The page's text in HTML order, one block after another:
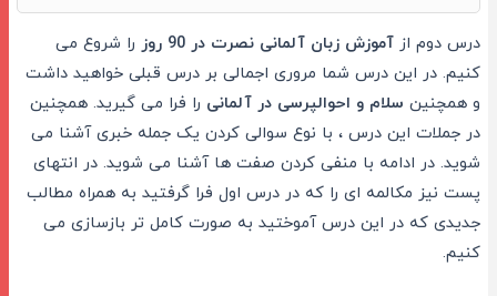
درس دوم از آموزش زبان آلمانی نصرت در 90 روز
را شروع می
کنیم. در این درس شما مروری اجمالی بر درس قبلی خواهید داشت
و همچنین سلام و احوالپرسی در آلمانیرا فرا می گیرید. همچنین
در جملات این درس ، با نوع سوالی کردن یک جمله خبری آشنا می
شوید. در ادامه با منفی کردن صفت ها آشنا می شوید. در انتهای
پست نیز مکالمه ای را که در درس اول فرا گرفتید به همراه مطالب
جدیدی که در این درس آموختید به صورت کامل تر بازسازی می
کنیم.